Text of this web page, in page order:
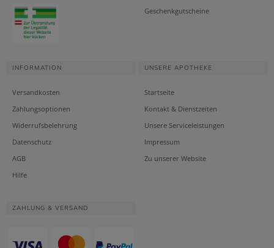
Geschenkgutscheine
INFORMATION
Versandkosten
Zahlungsoptionen
Widerrufsbelehrung
Datenschutz
AGB
Hilfe
UNSERE APOTHEKE
Startseite
Kontakt & Dienstzeiten
Unsere Serviceleistungen
Impressum
Zu unserer Website
ZAHLUNG & VERSAND